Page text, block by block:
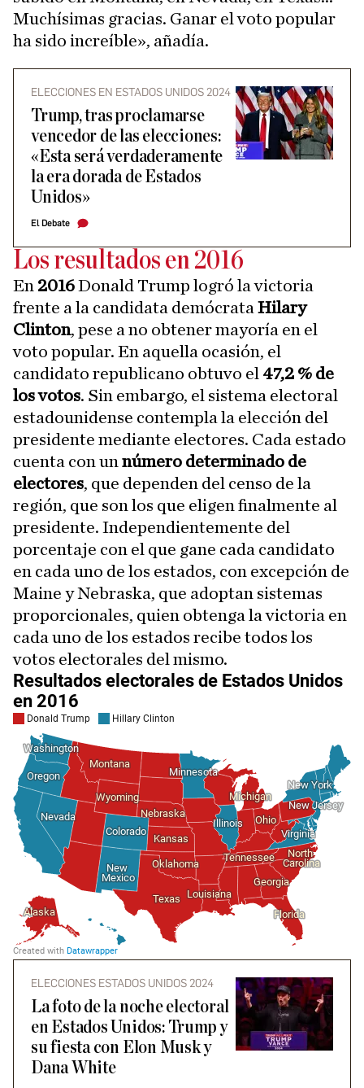
Muchísimas gracias. Ganar el voto popular
ha sido increíble», añadía.
ELECCIONES EN ESTADOS UNIDOS 2024
Trump, tras proclamarse
vencedor de las elecciones:
«Esta será verdaderamente
la era dorada de Estados
Unidos»
El Debate
Los resultados en 2016
En 2016Donald Trump logró la victoria
frente a la candidata demócrata Hilary
Clinton, pese a no obtener mayoría en el
voto popular. En aquella ocasión, el
candidato republicano obtuvo el 47,2 % de
los votos. Sin embargo, el sistema electoral
estadounidense contempla la elección del
presidente mediante electores. Cada estado
cuenta con un número determinado de
electores, que dependen del censo de la
región, que son los que eligen finalmente al
presidente. Independientemente del
porcentaje con el que gane cada candidato
en cada uno de los estados, con excepción de
Maine y Nebraska, que adoptan sistemas
proporcionales, quien obtenga la victoria en
cada uno de los estados recibe todos los
votos electorales del mismo.
ELECCIONES ESTADOS UNIDOS 2024
La foto de la noche electoral
en Estados Unidos: Trump y
su fiesta con Elon Musk y
Dana White